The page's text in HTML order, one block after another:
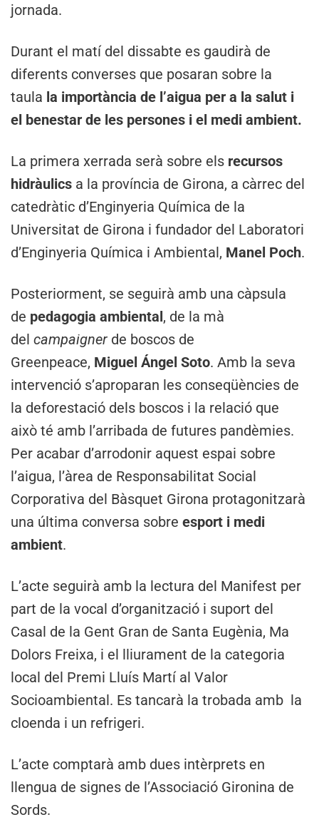
jornada.
Durant el matí del dissabte es gaudirà de
diferents converses que posaran sobre la
taula la importància de l’aigua per a la salut i
el benestar de les persones i el medi ambient.
La primera xerrada serà sobre els recursos
hidràulics a la província de Girona, a càrrec del
catedràtic d’Enginyeria Química de la
Universitat de Girona i fundador del Laboratori
d’Enginyeria Química i Ambiental, Manel Poch.
Posteriorment, se seguirà amb una càpsula
de pedagogia ambiental, de la mà
del campaigner de boscos de
Greenpeace, Miguel Ángel Soto. Amb la seva
intervenció s’aproparan les conseqüències de
la deforestació dels boscos i la relació que
això té amb l’arribada de futures pandèmies.
Per acabar d’arrodonir aquest espai sobre
l’aigua, l’àrea de Responsabilitat Social
Corporativa del Bàsquet Girona protagonitzarà
una última conversa sobre esport i medi
ambient.
L’acte seguirà amb la lectura del Manifest per
part de la vocal d’organització i suport del
Casal de la Gent Gran de Santa Eugènia, Ma
Dolors Freixa, i el lliurament de la categoria
local del Premi Lluís Martí al Valor
Socioambiental. Es tancarà la trobada amb la
cloenda i un refrigeri.
L’acte comptarà amb dues intèrprets en
llengua de signes de l’Associació Gironina de
Sords.